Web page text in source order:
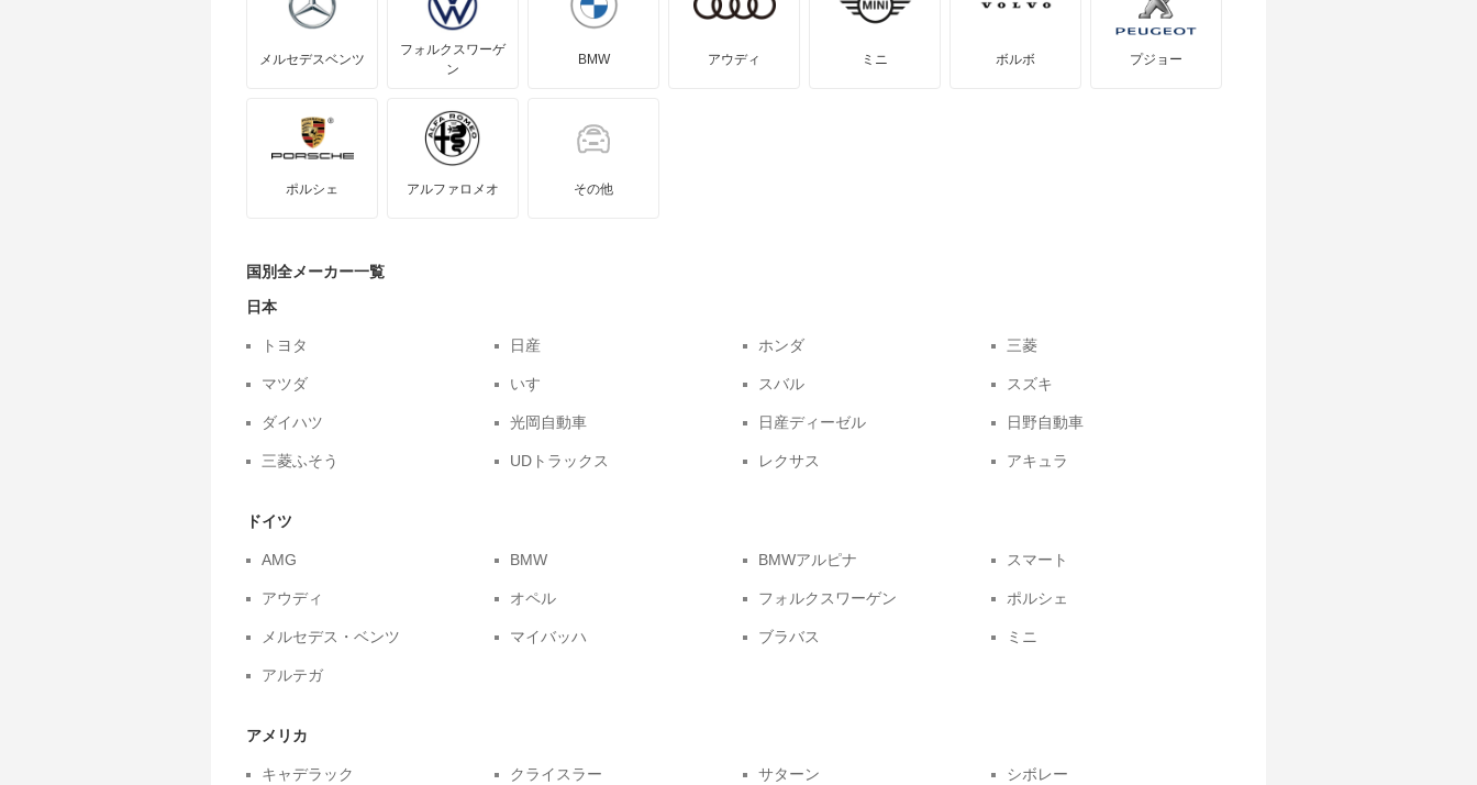
メルセデスベンツ
フォルクスワーゲ
ン
BMW アウディ ミニ ボルボ プジョー
ポルシェ アルファロメオ その他
国別全メーカー一覧
日本
トヨタ 日産 ホンダ 三菱
マツダ いすゞ スバル スズキ
ダイハツ 光岡自動車 日産ディーゼル 日野自動車
三菱ふそう UDトラックス レクサス アキュラ
ドイツ
AMG BMW BMWアルピナ スマート
アウディ オペル フォルクスワーゲン ポルシェ
メルセデス・ベンツ マイバッハ ブラバス ミニ
アルテガ
アメリカ
キャデラック クライスラー サターン シボレー